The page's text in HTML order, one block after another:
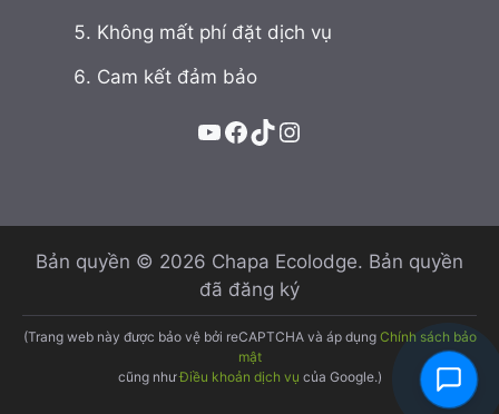
Không mất phí đặt dịch vụ
Cam kết đảm bảo
YouTube Facebook TikTok Instagram
Bản quyền © 2026 Chapa Ecolodge. Bản quyền
đã đăng ký
(Trang web này được bảo vệ bởi reCAPTCHA và áp dụng Chính sách bảo
mật
cũng nhưĐiều khoản dịch vụ của Google.)